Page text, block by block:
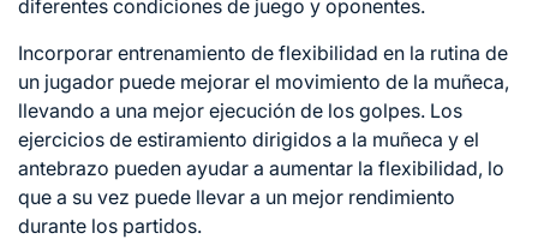
diferentes condiciones de juego y oponentes.
Incorporar entrenamiento de flexibilidad en la rutina de
un jugador puede mejorar el movimiento de la muñeca,
llevando a una mejor ejecución de los golpes. Los
ejercicios de estiramiento dirigidos a la muñeca y el
antebrazo pueden ayudar a aumentar la flexibilidad, lo
que a su vez puede llevar a un mejor rendimiento
durante los partidos.